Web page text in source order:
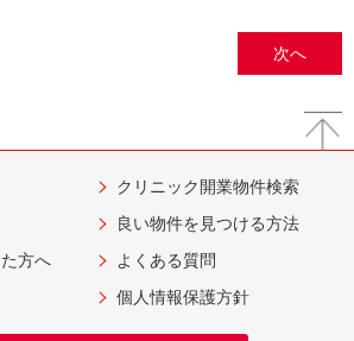
次へ
クリニック開業物件検索
良い物件を見つける方法
方へ
よくある質問
個人情報保護方針